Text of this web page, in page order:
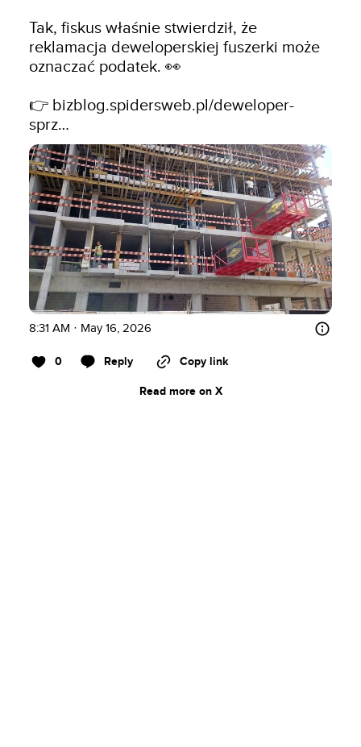
Tak, fiskus właśnie stwierdził, że
reklamacja deweloperskiej fuszerki może
oznaczać podatek. 👀
👉 bizblog.spidersweb.pl/deweloper-
sprz…
8:31 AM · May 16, 2026
0 Reply Copy link
Read more on X